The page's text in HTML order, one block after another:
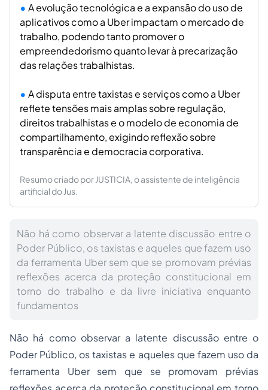
A evolução tecnológica e a expansão do uso de
aplicativos como a Uber impactam o mercado de
trabalho, podendo tanto promover o
empreendedorismo quanto levar à precarização
das relações trabalhistas.
A disputa entre taxistas e serviços como a Uber
reflete tensões mais amplas sobre regulação,
direitos trabalhistas e o modelo de economia de
compartilhamento, exigindo reflexão sobre
transparência e democracia corporativa.
Resumo criado por JUSTICIA, o assistente de inteligência
artificial do Jus.
Não há como observar a latente discussão entre o
Poder Público, os taxistas e aqueles que fazem uso
da ferramenta Uber sem que se promovam prévias
reflexões acerca da proteção constitucional em
torno do trabalho e da livre iniciativa enquanto
fundamentos
Não há como observar a latente discussão entre o
Poder Público, os taxistas e aqueles que fazem uso da
ferramenta Uber sem que se promovam prévias